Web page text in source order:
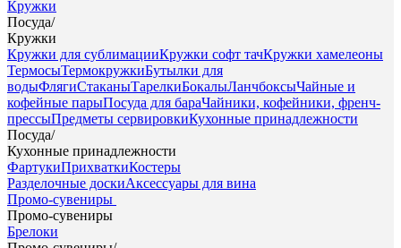
Кружки
Посуда/
Кружки
Кружки для сублимацииКружки софт тачКружки хамелеоны
ТермосыТермокружкиБутылки для
водыФлягиСтаканыТарелкиБокалыЛанчбоксыЧайные и
кофейные парыПосуда для бараЧайники, кофейники, френч-
прессыПредметы сервировкиКухонные принадлежности
Посуда/
Кухонные принадлежности
ФартукиПрихваткиКостеры
Разделочные доскиАксессуары для вина
Промо-сувениры
Промо-сувениры
Брелоки